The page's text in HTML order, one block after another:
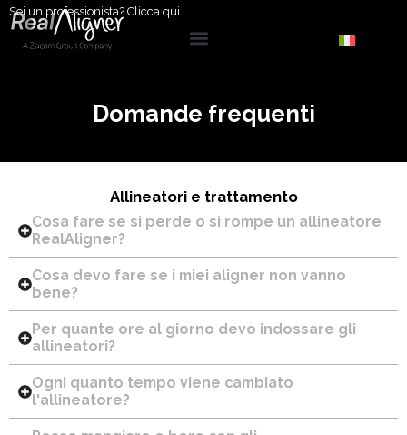
Sei un professionista? Clicca qui
Domande frequenti
Allineatori e trattamento
Cosa fare se si perde o si rompe un allineatore
RealAligner?
Cosa devo fare se i miei aligner non vanno
bene?
Per quante ore al giorno devo indossare gli
allineatori?
Ogni quanto tempo viene cambiato
l'allineatore?